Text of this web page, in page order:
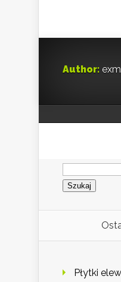
Author:
Szukaj:
Płytki